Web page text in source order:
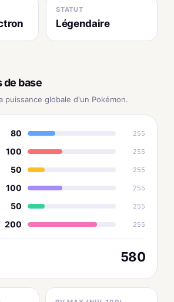
STATUT
Légendaire
de base
puissance globale d'un Pokémon.
80 255
100 255
50 255
100 255
50 255
200 255
580